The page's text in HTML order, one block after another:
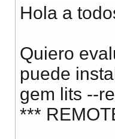
Hola a
Quiero
puede
gem lits --
***